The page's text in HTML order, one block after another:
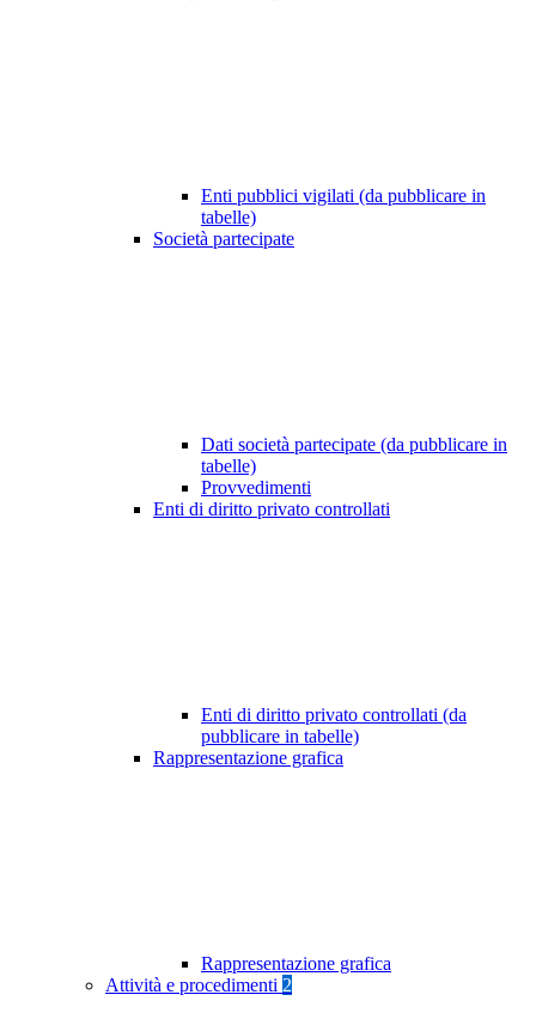
Enti pubblici vigilati (da pubblicare in
tabelle)
Società partecipate
Dati società partecipate (da pubblicare in
tabelle)
Provvedimenti
Enti di diritto privato controllati
Enti di diritto privato controllati (da
pubblicare in tabelle)
Rappresentazione grafica
Rappresentazione grafica
Attività e procedimenti 2